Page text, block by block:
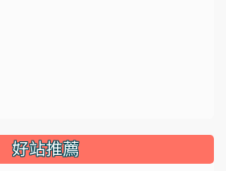
好站推薦